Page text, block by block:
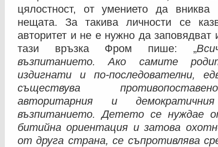
цялостност, от умението да
нещата. За такива личности се
авторитет и не е нужно да
тази връзка Фром пише: „
възпитанието. Ако самите
издигнати и по-последователни,
съществува
авторитарния и
възпитанието. Детето се нуждае
битийна ориентация и затова
от друга страна, се съпротивлява